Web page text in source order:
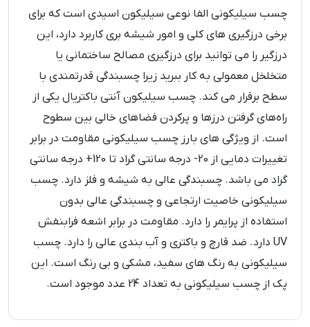
چسب سیلیکونی الفا نوعی سیلیکون اسیدی است که برای
برخی درزگیری های کلی و امور شیشه بری کاربرد دارد، این
درزگیر را می توانید برای درزگیری مصالح ساختمانی یا
متخلخل معمولی به کار ببرید زیرا چسبندگی قدرتمندی با
سطح برقرار می کند. چسب سیلیکون آنتی باکتریال یکی از
راه‌های گرفتن درزها و پرکردن فضاهای خالی بین سطوح
است. از ویژگی های بارز چسب سیلیکونی مقاومت در برابر
تغییرات دمایی از 20- درجه سانتی گراد تا 120+ درجه سانتی
گراد می باشد. چسبندگی عالی به شیشه و فلز دارد. چسب
سیلیکونی خاصیت ارتجاعی و چسبندگی عالی بدون
استفاده از پرایمر را دارد. مقاومت در برابر اشعه فرابنفش
UV دارد. ضد قارچ و باکتری و آب بندی عالی را دارد. چسب
سیلیکونی به رنگ های سفید، مشکی و بی رنگ است. این
پک از چسب سیلیکونی به تعداد 24 عدد موجود است.